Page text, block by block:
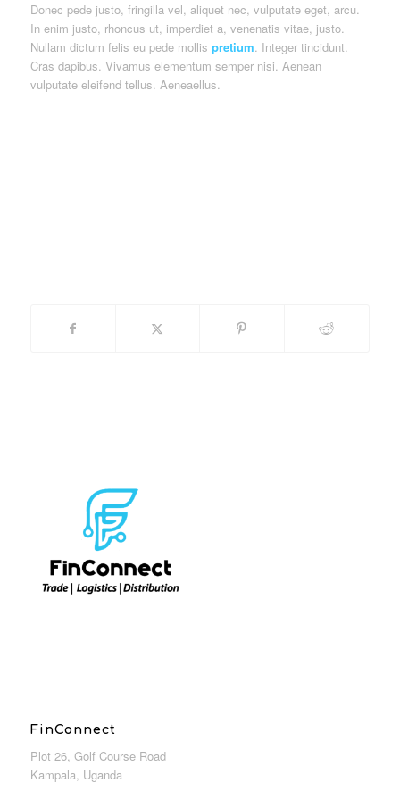
Donec pede justo, fringilla vel, aliquet nec, vulputate eget, arcu.
In enim justo, rhoncus ut, imperdiet a, venenatis vitae, justo.
Nullam dictum felis eu pede mollis pretium. Integer tincidunt.
Cras dapibus. Vivamus elementum semper nisi. Aenean
vulputate eleifend tellus. Aeneaellus.
FinConnect
Plot 26, Golf Course Road
Kampala, Uganda